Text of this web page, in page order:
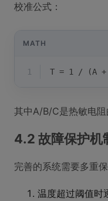
校准公式：
MATH
1 T = 1 / (A +
其中A/B/C是热敏电
4.2 故障保护机
完善的系统需要多重保
温度超过阈值时